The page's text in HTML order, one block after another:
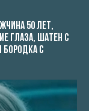
50 лет,
глаза, шатен с
бородка с